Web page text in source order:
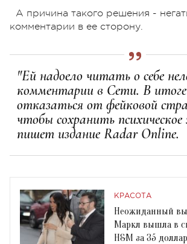
А причина такого решения -
комментарии в ее сторону.
"Ей надоело читать о себе
комментарии в Сети. В
отказаться от фейковой
чтобы сохранить психическое
пишет издание Radar Online.
КРАСОТА
Неожиданный
Маркл вышла в
H&M за 35